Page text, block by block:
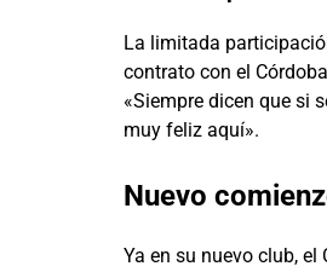
La limitada
contrato con el
«Siempre dicen que si
muy feliz aquí».
Nuevo
Ya en su nuevo club,